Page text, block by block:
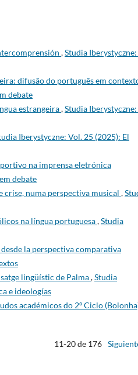
,Studia
difusão do português em
debate
estrangeira,Studia
Iberystyczne: Vol. 25 (2025): El
na imprensa eletrónica
debate
numa perspectiva musical ,
na língua portuguesa,Studia
la perspectiva comparativa
lingüístic de Palma,Studia
e ideologías
académicos do 2º Ciclo
11-20 de 176